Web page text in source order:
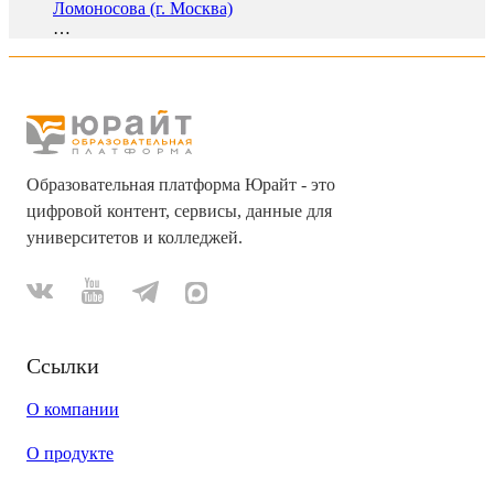
Ломоносова (г. Москва)
…
Образовательная платформа Юрайт - это
цифровой контент, сервисы, данные для
университетов и колледжей.
Ссылки
О компании
О продукте